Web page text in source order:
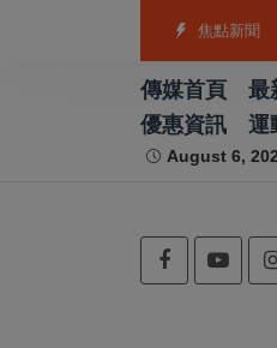
焦點新聞
狂普渡箱「世界好拜」皮克斯人氣IP
傳媒首頁 最
優惠資訊
運
August 6,